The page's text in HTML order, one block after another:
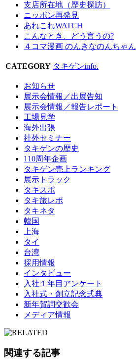
支店所在地（歴史探訪）
ニッポン再発見
あれこれWATCH
こんなとき、どう言うの?
４コマ漫画 のんきなのんちゃん
CATEGORY タキゲンinfo.
お知らせ
展示会情報／出展告知
展示会情報／報告レポート
工場見学
海外出張
社外セミナー
タキゲンの歴史
110周年企画
タキゲン売上ランキング
展示トラック
タキスポ
タキ旅レポ
タキネタ
韓国
上海
タイ
台湾
採用情報
インタビュー
入社１年目アンケート
入社式・創立記念式典
新年賀詞交歓会
メディア情報
関連する記事